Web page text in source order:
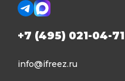
+7 (495) 021-04-71
info@ifreez.ru